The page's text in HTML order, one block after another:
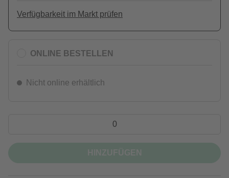
Verfügbarkeit im Markt prüfen
ONLINE BESTELLEN
Nicht online erhältlich